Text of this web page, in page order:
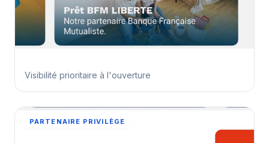
Visibilité prioritaire à l'ouverture
PARTENAIRE PRIVILÈGE